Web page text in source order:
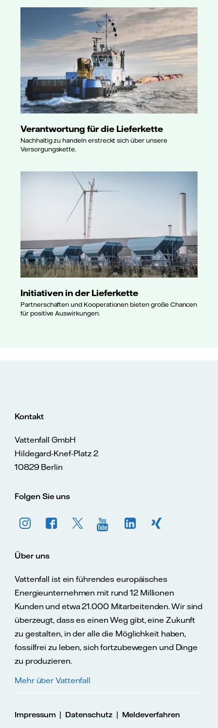
Verantwortung für die Lieferkette
Nachhaltig zu handeln erstreckt sich über unsere
Versorgungskette.
Initiativen in der Lieferkette
Partnerschaften und Kooperationen bieten große Chancen
für positive Auswirkungen.
Kontakt
Vattenfall GmbH
Hildegard-Knef-Platz 2
10829 Berlin
Folgen Sie uns
Über uns
Vattenfall ist ein führendes europäisches
Energieunternehmen mit rund 12 Millionen
Kunden und etwa 21.000 Mitarbeitenden. Wir sind
überzeugt, dass es einen Weg gibt, eine Zukunft
zu gestalten, in der alle die Möglichkeit haben,
fossilfrei zu leben, sich fortzubewegen und Dinge
zu produzieren.
Mehr über Vattenfall
Impressum | Datenschutz| Meldeverfahren